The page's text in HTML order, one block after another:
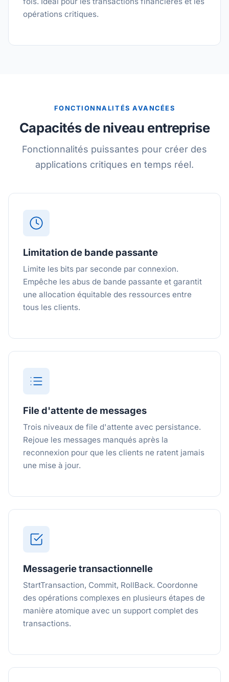
opérations critiques.
FONCTIONNALITÉS AVANCÉES
Capacités de niveau entreprise
Fonctionnalités puissantes pour créer des
applications critiques en temps réel.
Limitation de bande passante
Limite les bits par seconde par connexion.
Empêche les abus de bande passante et garantit
une allocation équitable des ressources entre
tous les clients.
File d'attente de messages
Trois niveaux de file d'attente avec persistance.
Rejoue les messages manqués après la
reconnexion pour que les clients ne ratent jamais
une mise à jour.
Messagerie transactionnelle
StartTransaction, Commit, RollBack. Coordonne
des opérations complexes en plusieurs étapes de
manière atomique avec un support complet des
transactions.